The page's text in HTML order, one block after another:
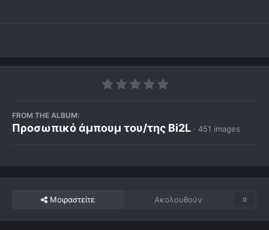
FROM THE ALBUM:
Προσωπικό άμπουμ του/της Bi2L · 451 images
Μοιραστείτε Ακολουθούν 0